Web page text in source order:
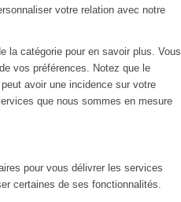
votre relation avec notre
la catégorie pour en savoir plus. Vous
vos préférences. Notez que le
avoir une incidence sur votre
que nous sommes en mesure
pour vous délivrer les services
certaines de ses fonctionnalités.